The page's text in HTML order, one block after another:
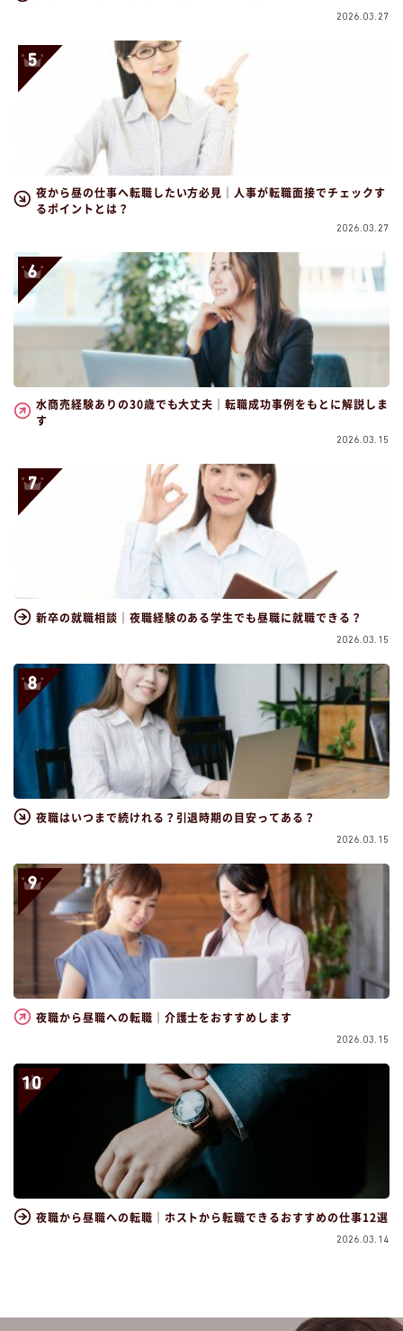
2026.03.27
夜から昼の仕事へ転職したい方必見｜人事が転職面接でチェックす
るポイントとは？
2026.03.27
水商売経験ありの30歳でも大丈夫｜転職成功事例をもとに解説しま
す
2026.03.15
新卒の就職相談｜夜職経験のある学生でも昼職に就職できる？
2026.03.15
夜職はいつまで続けれる？引退時期の目安ってある？
2026.03.15
夜職から昼職への転職｜介護士をおすすめします
2026.03.15
夜職から昼職への転職｜ホストから転職できるおすすめの仕事12選
2026.03.14